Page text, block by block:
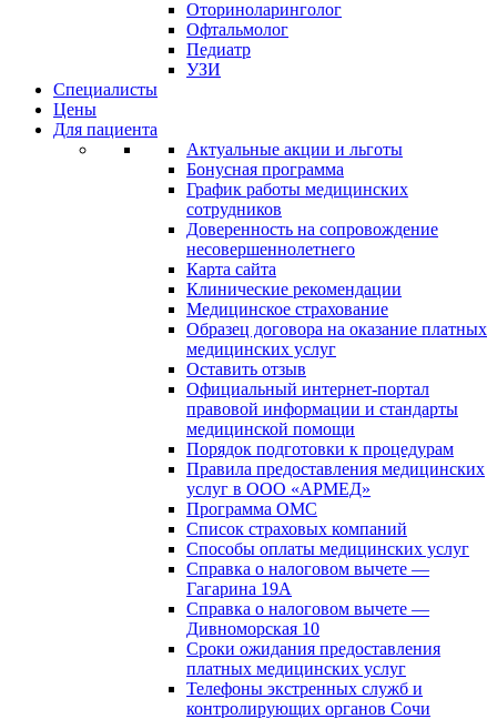
Оториноларинголог
Офтальмолог
Педиатр
УЗИ
Специалисты
Цены
Для пациента
Актуальные акции и льготы
Бонусная программа
График работы медицинских
сотрудников
Доверенность на сопровождение
несовершеннолетнего
Карта сайта
Клинические рекомендации
Медицинское страхование
Образец договора на оказание платных
медицинских услуг
Оставить отзыв
Официальный интернет-портал
правовой информации и стандарты
медицинской помощи
Порядок подготовки к процедурам
Правила предоставления медицинских
услуг в ООО «АРМЕД»
Программа ОМС
Список страховых компаний
Способы оплаты медицинских услуг
Справка о налоговом вычете —
Гагарина 19А
Справка о налоговом вычете —
Дивноморская 10
Сроки ожидания предоставления
платных медицинских услуг
Телефоны экстренных служб и
контролирующих органов Сочи